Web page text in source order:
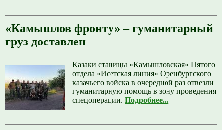
«Камышлов фронту» – гуманитарный
груз доставлен
Казаки станицы «Камышловская» Пятого
отдела «Исетская линия» Оренбургского
казачьего войска в очередной раз отвезли
гуманитарную помощь в зону проведения
спецоперации.Подробнее...